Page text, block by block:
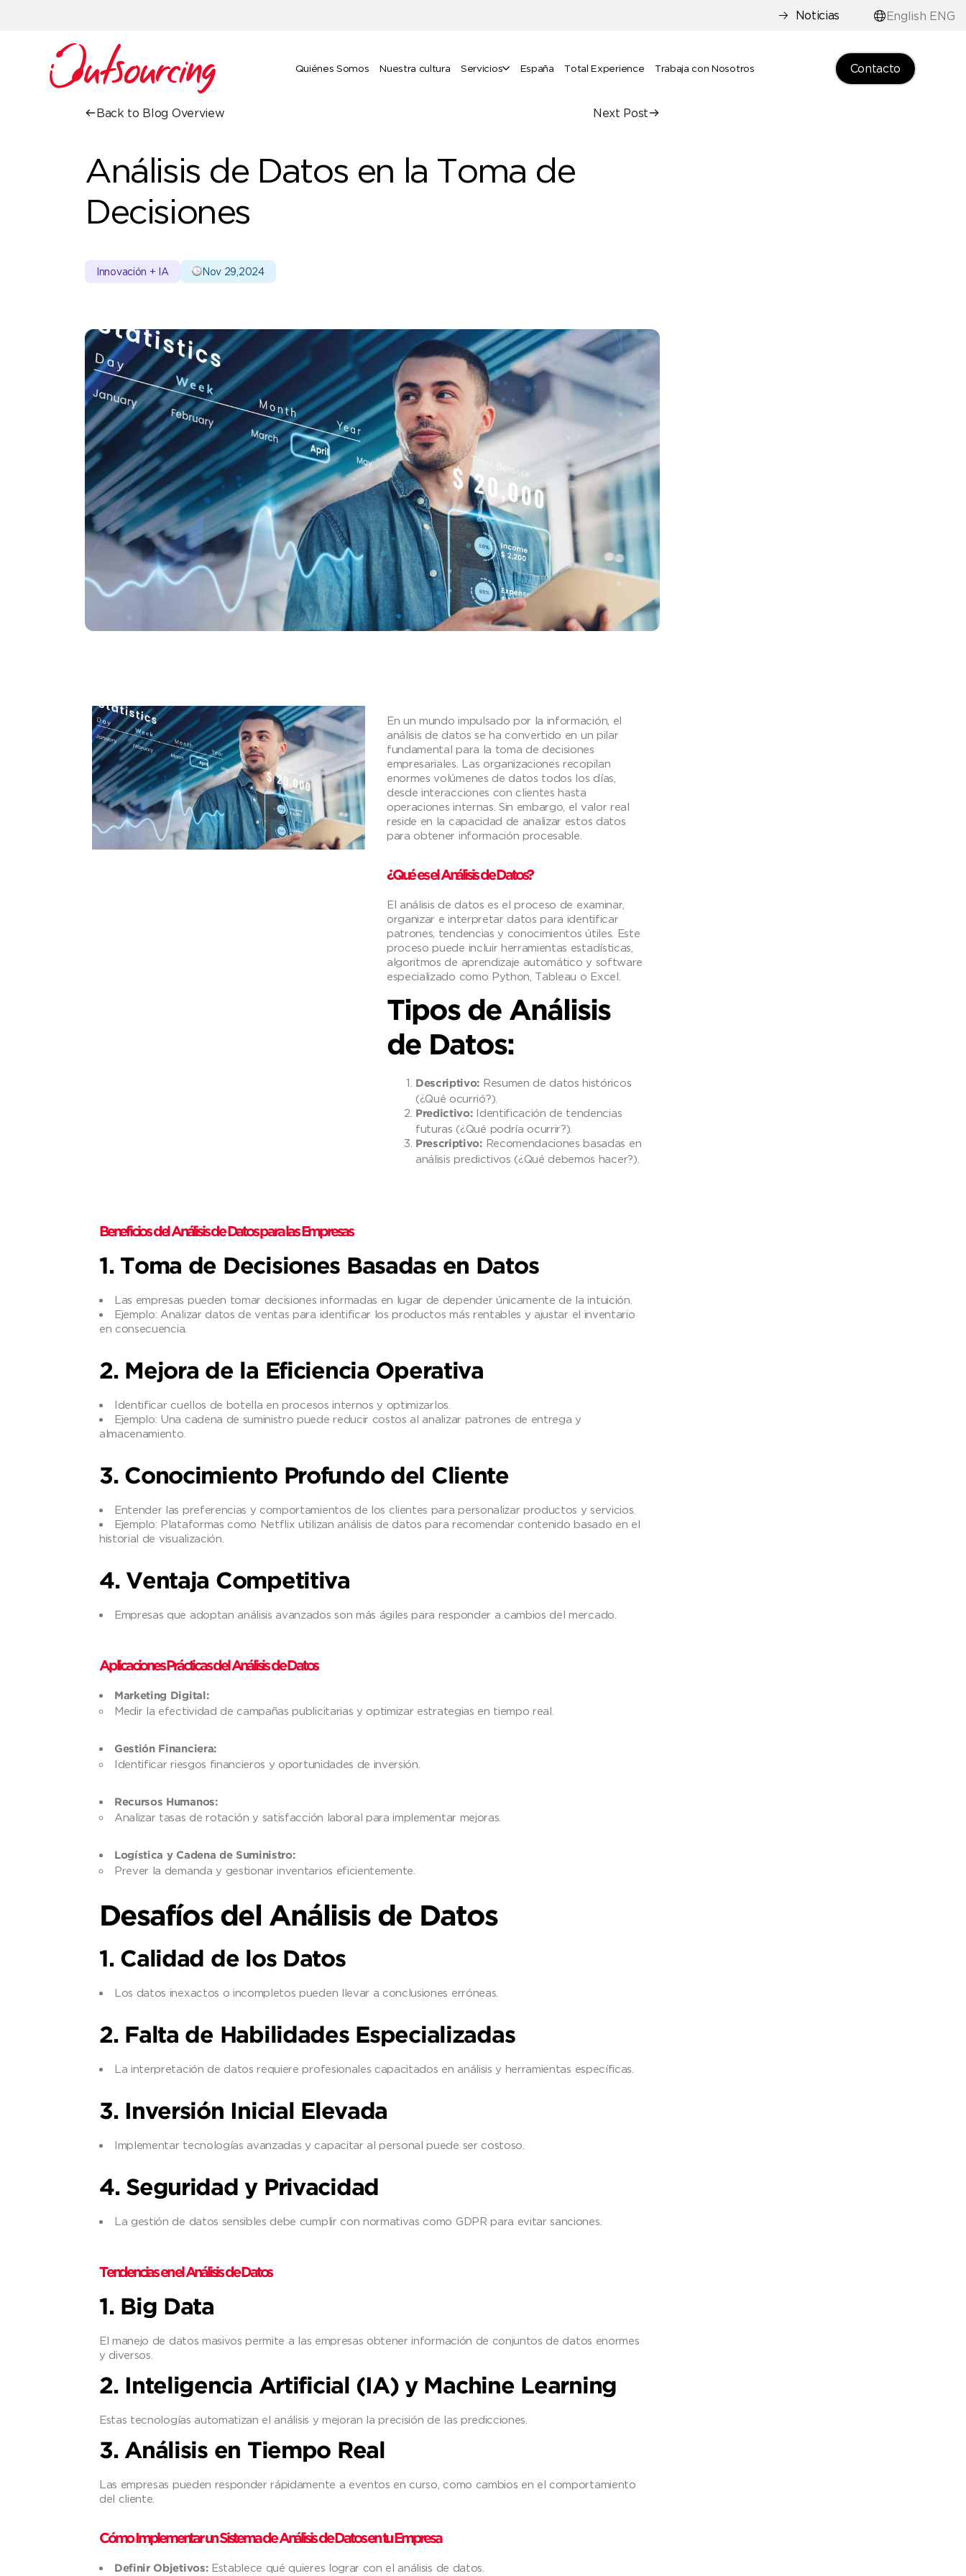
Noticias English ENG
Quiénes Somos Nuestra cultura Servicios España Total Experience Trabaja con Nosotros Contacto
Back to Blog Overview Next Post
Análisis de Datos en la Toma de
Decisiones
Innovación + IA Nov 29,2024
En un mundo impulsado por la información, el
análisis de datos se ha convertido en un pilar
fundamental para la toma de decisiones
empresariales. Las organizaciones recopilan
enormes volúmenes de datos todos los días,
desde interacciones con clientes hasta
operaciones internas. Sin embargo, el valor real
reside en la capacidad de analizar estos datos
para obtener información procesable.
¿Qué es el Análisis de Datos?
El análisis de datos es el proceso de examinar,
organizar e interpretar datos para identificar
patrones, tendencias y conocimientos útiles. Este
proceso puede incluir herramientas estadísticas,
algoritmos de aprendizaje automático y software
especializado como Python, Tableau o Excel.
Tipos de Análisis
de Datos:
Descriptivo: Resumen de datos históricos
(¿Qué ocurrió?).
Predictivo:Identificación de tendencias
futuras (¿Qué podría ocurrir?).
Prescriptivo:Recomendaciones basadas en
análisis predictivos (¿Qué debemos hacer?).
Beneficios del Análisis de Datos para las Empresas
1. Toma de Decisiones Basadas en Datos
Las empresas pueden tomar decisiones informadas en lugar de depender únicamente de la intuición.
Ejemplo: Analizar datos de ventas para identificar los productos más rentables y ajustar el inventario
en consecuencia.
2. Mejora de la Eficiencia Operativa
Identificar cuellos de botella en procesos internos y optimizarlos.
Ejemplo: Una cadena de suministro puede reducir costos al analizar patrones de entrega y
almacenamiento.
3. Conocimiento Profundo del Cliente
Entender las preferencias y comportamientos de los clientes para personalizar productos y servicios.
Ejemplo: Plataformas como Netflix utilizan análisis de datos para recomendar contenido basado en el
historial de visualización.
4. Ventaja Competitiva
Empresas que adoptan análisis avanzados son más ágiles para responder a cambios del mercado.
Aplicaciones Prácticas del Análisis de Datos
Marketing Digital:
Medir la efectividad de campañas publicitarias y optimizar estrategias en tiempo real.
Gestión Financiera:
Identificar riesgos financieros y oportunidades de inversión.
Recursos Humanos:
Analizar tasas de rotación y satisfacción laboral para implementar mejoras.
Logística y Cadena de Suministro:
Prever la demanda y gestionar inventarios eficientemente.
Desafíos del Análisis de Datos
1. Calidad de los Datos
Los datos inexactos o incompletos pueden llevar a conclusiones erróneas.
2. Falta de Habilidades Especializadas
La interpretación de datos requiere profesionales capacitados en análisis y herramientas específicas.
3. Inversión Inicial Elevada
Implementar tecnologías avanzadas y capacitar al personal puede ser costoso.
4. Seguridad y Privacidad
La gestión de datos sensibles debe cumplir con normativas como GDPR para evitar sanciones.
Tendencias en el Análisis de Datos
1. Big Data
El manejo de datos masivos permite a las empresas obtener información de conjuntos de datos enormes
y diversos.
2. Inteligencia Artificial (IA) y Machine Learning
Estas tecnologías automatizan el análisis y mejoran la precisión de las predicciones.
3. Análisis en Tiempo Real
Las empresas pueden responder rápidamente a eventos en curso, como cambios en el comportamiento
del cliente.
Cómo Implementar un Sistema de Análisis de Datos en tu Empresa
Definir Objetivos: Establece qué quieres lograr con el análisis de datos.